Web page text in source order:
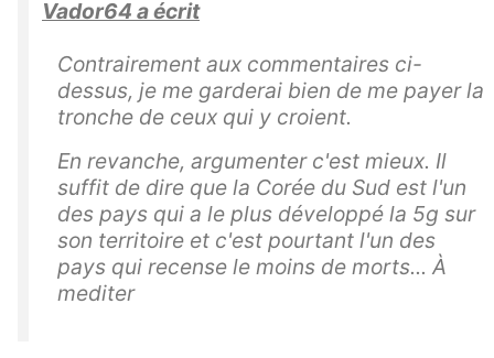
Vador64 a écrit
Contrairement aux commentaires ci-
dessus, je me garderai bien de me payer la
tronche de ceux qui y croient.
En revanche, argumenter c'est mieux. Il
suffit de dire que la Corée du Sud est l'un
des pays qui a le plus développé la 5g sur
son territoire et c'est pourtant l'un des
pays qui recense le moins de morts... À
mediter